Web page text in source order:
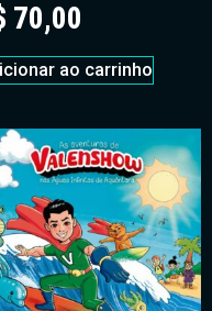
70,00
ao carrinho